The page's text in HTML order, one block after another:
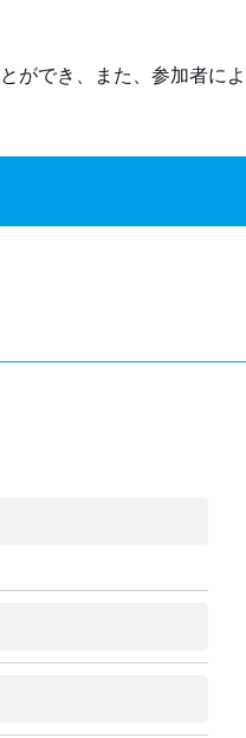
ができ、また、参加者に